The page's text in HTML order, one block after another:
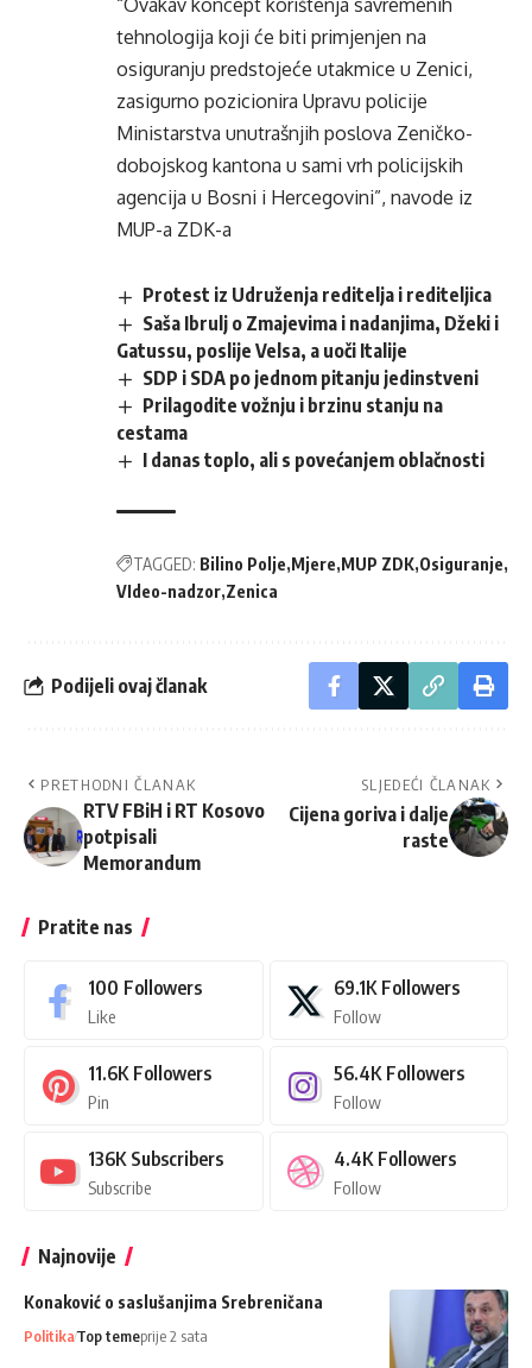
“Ovakav koncept korištenja savremenih
tehnologija koji će biti primjenjen na
osiguranju predstojeće utakmice u Zenici,
zasigurno pozicionira Upravu policije
Ministarstva unutrašnjih poslova Zeničko-
dobojskog kantona u sami vrh policijskih
agencija u Bosni i Hercegovini”, navode iz
MUP-a ZDK-a
Protest iz Udruženja reditelja i rediteljica
Saša Ibrulj o Zmajevima i nadanjima, Džeki i
Gatussu, poslije Velsa, a uoči Italije
SDP i SDA po jednom pitanju jedinstveni
Prilagodite vožnju i brzinu stanju na
cestama
I danas toplo, ali s povećanjem oblačnosti
TAGGED: Bilino Polje Mjere MUP ZDK Osiguranje
VIdeo-nadzor Zenica
Podijeli ovaj članak
PRETHODNI ČLANAK
RTV FBiH i RT Kosovo
potpisali
Memorandum
SLJEDEĆI ČLANAK
Cijena goriva i dalje
raste
Pratite nas
100 Followers
Like
69.1K Followers
Follow
11.6K Followers
Pin
56.4K Followers
Follow
136K Subscribers
Subscribe
4.4K Followers
Follow
Najnovije
Konaković o saslušanjima Srebreničana
PolitikaTop temeprije 2 sata